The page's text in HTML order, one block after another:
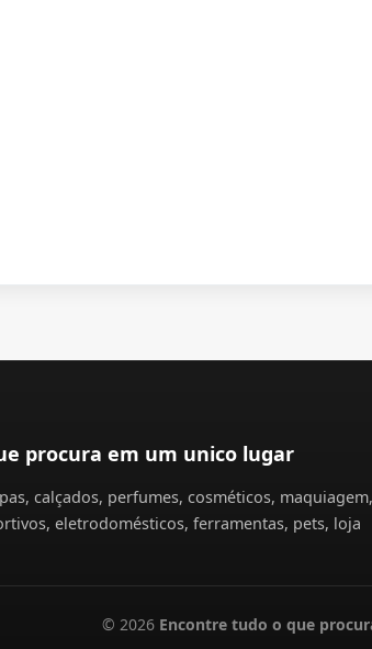
procura em um unico lugar
calçados, perfumes, cosméticos, maquiagem,
eletrodomésticos, ferramentas, pets, loja
© 2026 Encontre tudo o que